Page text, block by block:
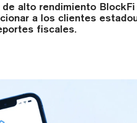
alto rendimiento
a los clientes
fiscales.